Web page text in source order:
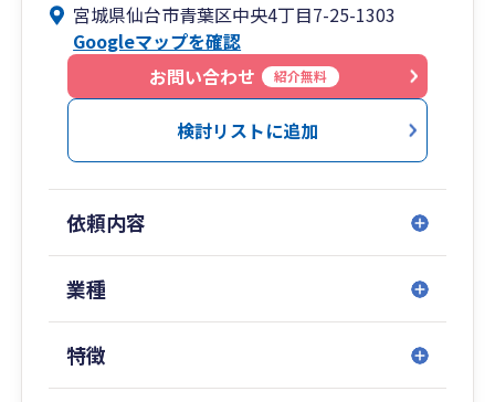
ービスでお客様の事業のサポートをいたします。
相続税の申告対応も行っておりますので、ぜひお
気軽にお問い合わせください。
宮城県仙台市青葉区中央4丁目7-25-1303
Googleマップを確認
お問い合わせ
紹介無料
検討リストに追加
依頼内容
業種
特徴